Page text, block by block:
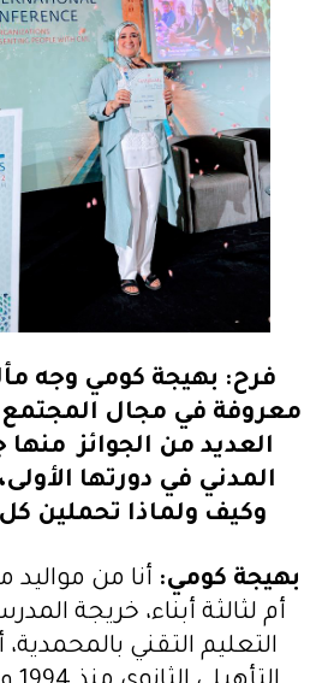
فرح: بهيجة كومي وجه
معروفة في مجال المجتمع
العديد من الجوائز منها
المدني في دورتها
وكيف ولماذا تحملين كل
بهيجة كومي: أنا من مواليد
أم لثالثة أبناء، خريجة
التعليم التقني